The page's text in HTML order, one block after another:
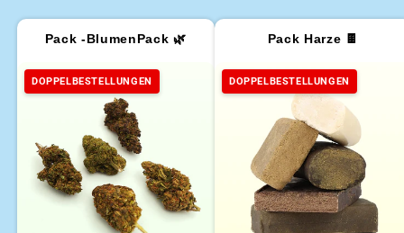
Pack -BlumenPack 🌿
DOPPELBESTELLUNGEN
Pack Harze 🍫
DOPPELBESTELLUNGEN